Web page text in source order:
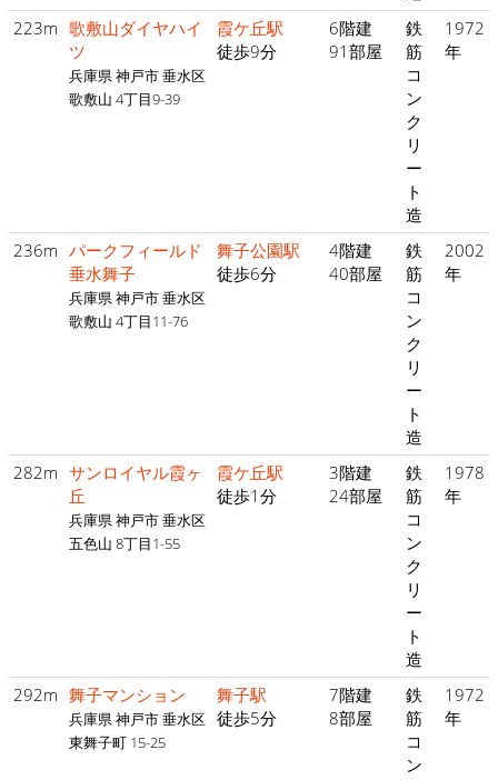
223m 歌敷山ダイヤハイ
ツ
兵庫県 神戸市 垂水区
歌敷山 4丁目9-39
霞ケ丘駅
徒歩9分
6階建
91部屋
鉄
筋
コ
ン
ク
リ
ー
ト
造
1972
年
236m パークフィールド
垂水舞子
兵庫県 神戸市 垂水区
歌敷山 4丁目11-76
舞子公園駅
徒歩6分
4階建
40部屋
鉄
筋
コ
ン
ク
リ
ー
ト
造
2002
年
282m サンロイヤル霞ヶ
丘
兵庫県 神戸市 垂水区
五色山 8丁目1-55
霞ケ丘駅
徒歩1分
3階建
24部屋
鉄
筋
コ
ン
ク
リ
ー
ト
造
1978
年
292m 舞子マンション
兵庫県 神戸市 垂水区
東舞子町 15-25
舞子駅
徒歩5分
7階建
8部屋
鉄
筋
コ
ン
1972
年